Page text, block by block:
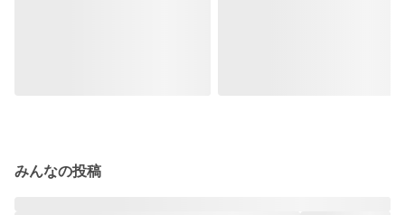
みんなの投稿